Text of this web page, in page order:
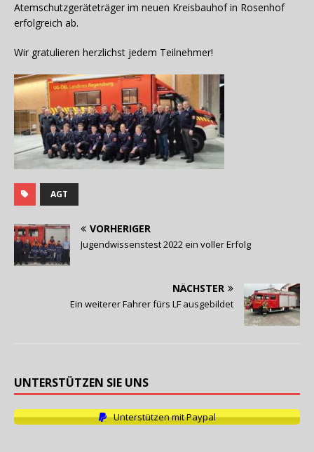
Atemschutzgeräteträger im neuen Kreisbauhof in Rosenhof
erfolgreich ab.
Wir gratulieren herzlichst jedem Teilnehmer!
AGT
VORHERIGER
Jugendwissenstest 2022 ein voller Erfolg
NÄCHSTER
Ein weiterer Fahrer fürs LF ausgebildet
UNTERSTÜTZEN SIE UNS
Unterstützen mit Paypal